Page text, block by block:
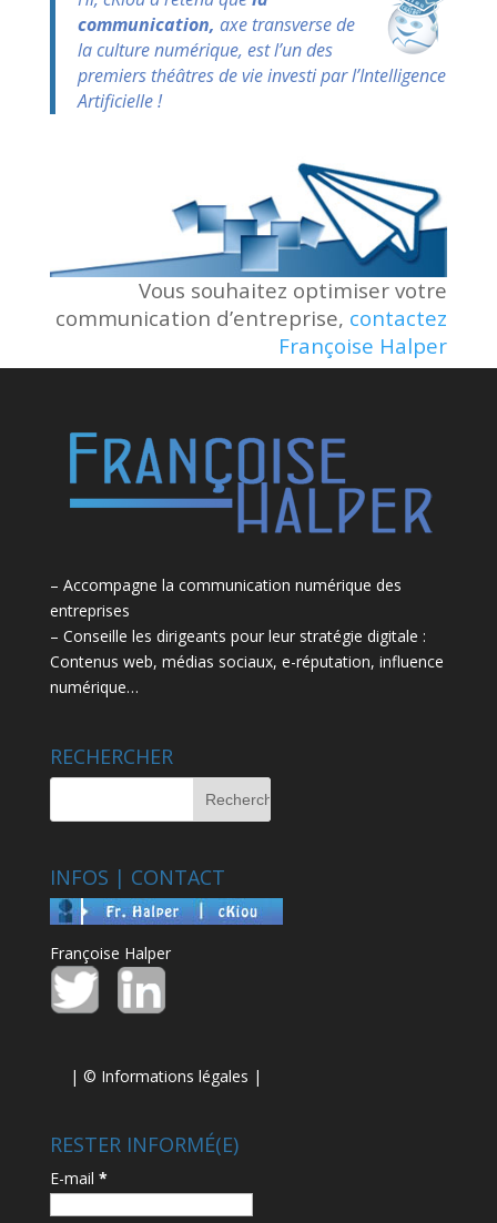
communication, axe transverse de
la culture numérique, est l’un des
premiers théâtres de vie investi par l’Intelligence
Artificielle !
Vous souhaitez optimiser votre
communication d’entreprise, contactez
Françoise Halper
– Accompagne la communication numérique des
entreprises
– Conseille les dirigeants pour leur stratégie digitale :
Contenus web, médias sociaux, e-réputation, influence
numérique…
RECHERCHER
INFOS | CONTACT
Françoise Halper
| © Informations légales |
RESTER INFORMÉ(E)
E-mail *